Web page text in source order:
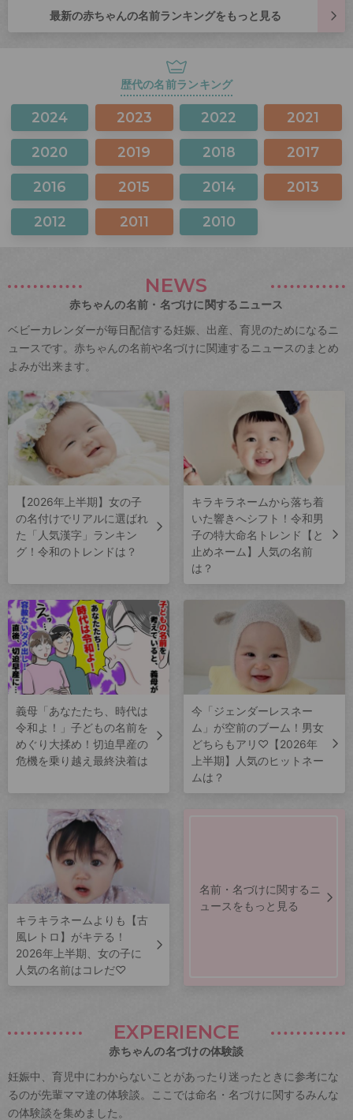
最新の赤ちゃんの名前ランキングをもっと見る
歴代の名前ランキング
2024 2023 2022 2021
2020 2019 2018 2017
2016 2015 2014 2013
2012 2011 2010
NEWS
赤ちゃんの名前・名づけに関するニュース
ベビーカレンダーが毎日配信する妊娠、出産、育児のためになるニ
ュースです。赤ちゃんの名前や名づけに関連するニュースのまとめ
よみが出来ます。
【2026年上半期】女の子
の名付けでリアルに選ばれ
た「人気漢字」ランキン
グ！令和のトレンドは？
キラキラネームから落ち着
いた響きへシフト！令和男
子の特大命名トレンド【と
止めネーム】人気の名前
は？
義母「あなたたち、時代は
令和よ！」子どもの名前を
めぐり大揉め！切迫早産の
危機を乗り越え最終決着は
今「ジェンダーレスネー
ム」が空前のブーム！男女
どちらもアリ♡【2026年
上半期】人気のヒットネー
ムは？
キラキラネームよりも【古
風レトロ】がキテる！
2026年上半期、女の子に
人気の名前はコレだ♡
名前・名づけに関するニ
ュースをもっと見る
EXPERIENCE
赤ちゃんの名づけの体験談
妊娠中、育児中にわからないことがあったり迷ったときに参考にな
るのが先輩ママ達の体験談。ここでは命名・名づけに関するみんな
の体験談を集めました。